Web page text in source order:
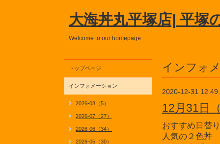
大海丼丸平塚店| 平塚
Welcome to our homepage
インフォ
2020-12-31
12月31日
おすすめ日替
人気の２色丼
トップページ
インフォメーション
2026-08（5）
2026-07（27）
2026-06（34）
2026-05（30）